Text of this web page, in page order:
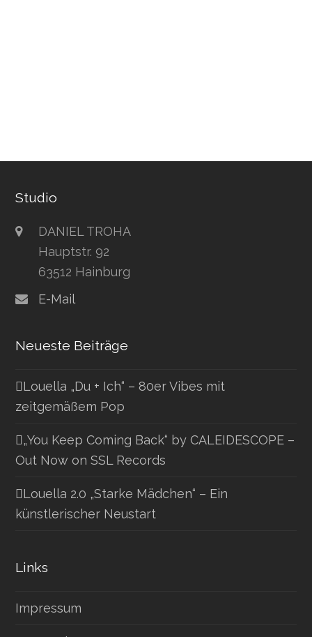
Studio
DANIEL TROHA
Hauptstr. 92
63512 Hainburg
E-Mail
Neueste Beiträge
Louella „Du + Ich“ – 80er Vibes mit
zeitgemäßem Pop
„You Keep Coming Back“ by CALEIDESCOPE –
Out Now on SSL Records
Louella 2.0 „Starke Mädchen“ – Ein
künstlerischer Neustart
Links
Impressum